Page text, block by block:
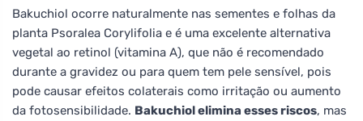
Bakuchiol ocorre naturalmente nas sementes e folhas da
planta Psoralea Corylifolia e é uma excelente alternativa
vegetal ao retinol (vitamina A), que não é recomendado
durante a gravidez ou para quem tem pele sensível, pois
pode causar efeitos colaterais como irritação ou aumento
da fotosensibilidade. Bakuchiol elimina esses riscos, mas